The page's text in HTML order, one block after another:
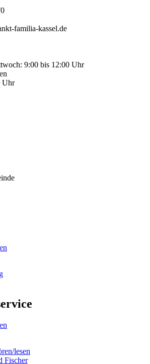
familia-kassel.de
9:00 bis 12:00 Uhr
Uhr
lesen
Fischer